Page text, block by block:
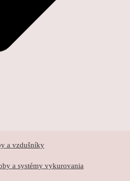
a vzdušníky
a systémy vykurovania